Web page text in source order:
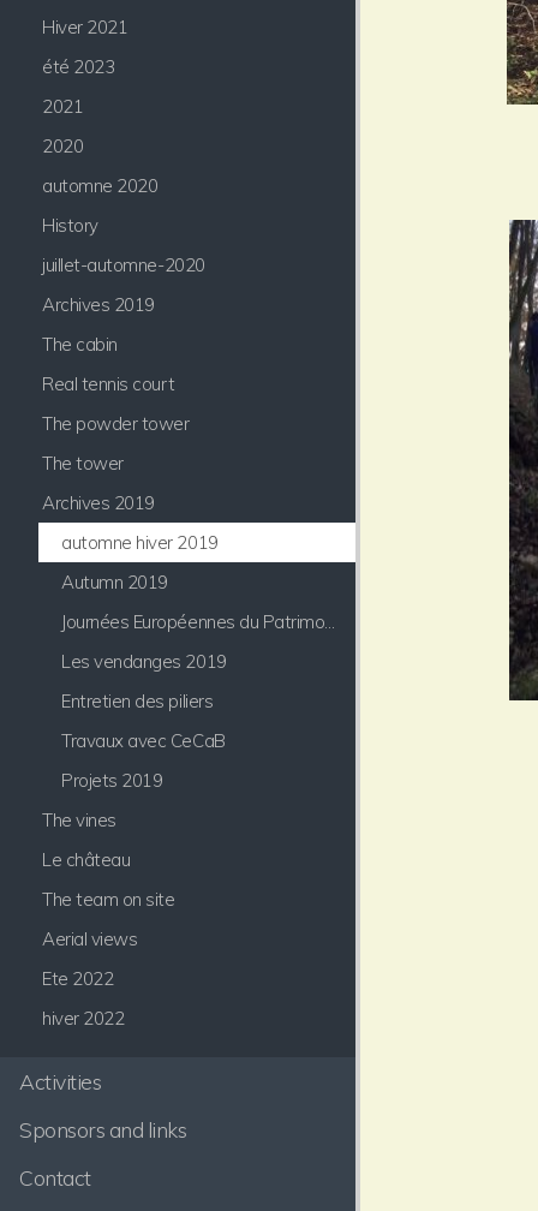
Hiver 2021
été 2023
2021
2020
automne 2020
History
juillet-automne-2020
Archives 2019
The cabin
Real tennis court
The powder tower
The tower
Archives 2019
automne hiver 2019
Autumn 2019
Journées Européennes du Patrimoine
Les vendanges 2019
Entretien des piliers
Travaux avec CeCaB
Projets 2019
The vines
Le château
The team on site
Aerial views
Ete 2022
hiver 2022
Activities
Sponsors and links
Contact